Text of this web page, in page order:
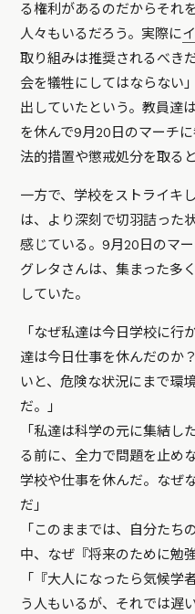
る権利があるのだからそれ
人々もいるだろう。実際に
取り組みは推奨されるべき
会を犠牲にしてはならない
出していたという。教員達
を休んで9月20日のマーチ
法的措置や懲戒処分を取る
一方で、学校をストライキ
は、より深刻で切羽詰った
感じている。9月20日のマ
グレタさんは、集まった多
していた。
「なぜ私達は今日学校に行
達は今日仕事を休んだのか
いと、危険な状況にまで環
だ。」
「私達は科学の元に集結し
る前に、全力で問題を止め
学校や仕事を休んだ。なぜ
だ」
「このままでは、自分たち
中、なぜ『将来のために勉
「『大人になったら気候学
う人もいるが、それでは遅